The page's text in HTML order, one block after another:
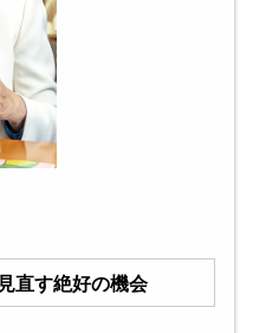
直す絶好の機会